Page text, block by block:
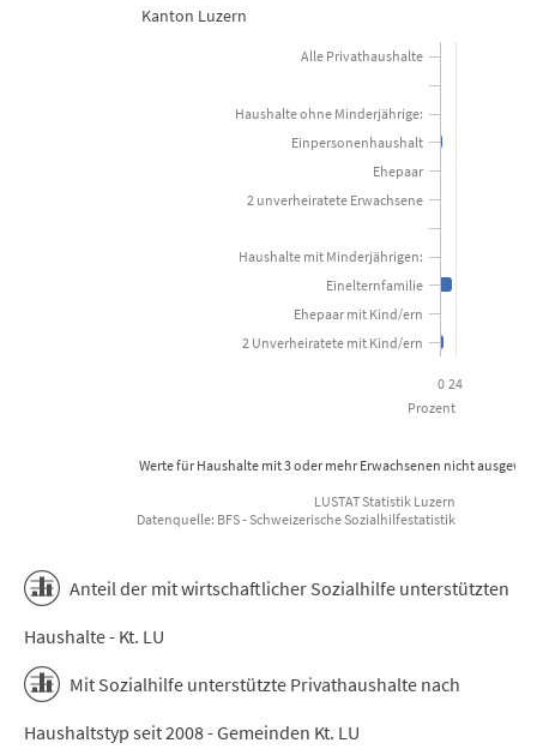
View as data table, Anteil mit wirtschaftlicher Sozialhilfe
The chart has 1 Y axis displaying Prozent. Data ranges from 0.3
Werte für Haushalte mit 3 oder mehr Erwachsenen nicht
Prozent
Kanton Luzern
0 24
2 Unverheiratete mit Kind/ern
Ehepaar mit Kind/ern
Einelternfamilie
Haushalte mit Minderjährigen:
2 unverheiratete Erwachsene
Ehepaar
Einpersonenhaushalt
Haushalte ohne Minderjährige:
Alle Privathaushalte
LUSTAT Statistik Luzern
Datenquelle: BFS - Schweizerische Sozialhilfestatistik
Anteil der mit wirtschaftlicher Sozialhilfe unterstützten
Haushalte - Kt. LU
Mit Sozialhilfe unterstützte Privathaushalte nach
Haushaltstyp seit 2008 - Gemeinden Kt. LU